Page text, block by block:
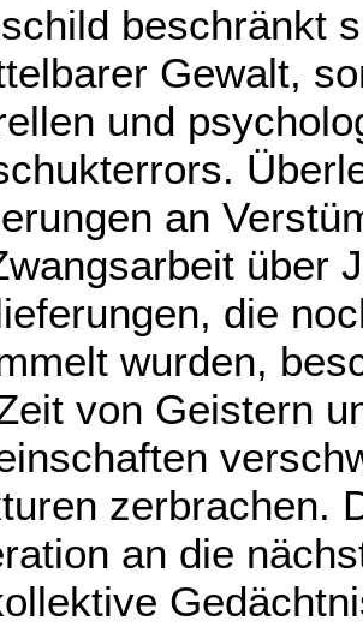
beschränkt
Gewalt,
und
an
über
die
wurden,
von Geistern
zerbrachen.
an die